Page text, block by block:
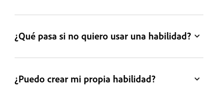
¿Qué pasa si no quiero usar una habilidad?
¿Puedo crear mi propia habilidad?